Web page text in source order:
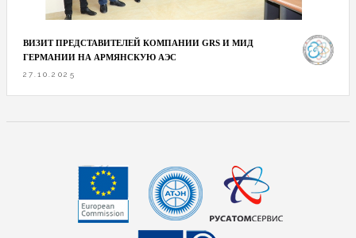
ВИЗИТ ПРЕДСТАВИТЕЛЕЙ КОМПАНИИ GRS И МИД
ГЕРМАНИИ НА АРМЯНСКУЮ АЭС
27.10.2025